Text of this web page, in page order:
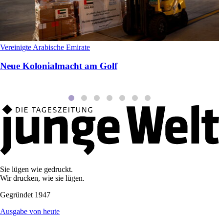
Vereinigte Arabische Emirate
Neue Kolonialmacht am Golf
Sie lügen wie gedruckt.
Wir drucken, wie sie lügen.
Gegründet 1947
Ausgabe von heute